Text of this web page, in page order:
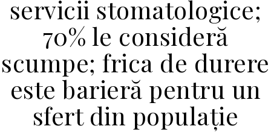
servicii stomatologice;
70% le consideră
scumpe; frica de durere
este barieră pentru un
sfert din populație